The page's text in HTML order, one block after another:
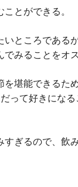
とができる。
いところである
みることをオ
堪能できるため
って好きにな
すぎるので、飲